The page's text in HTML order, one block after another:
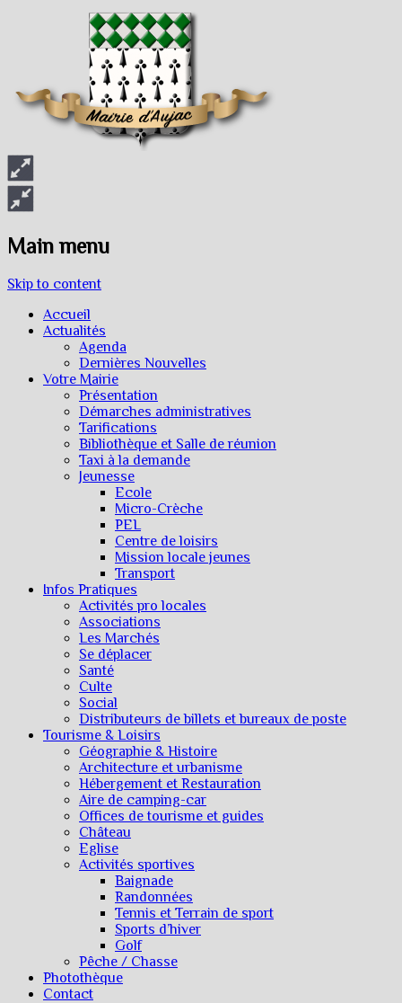
Main menu
Skip to content
Accueil
Actualités
Agenda
Dernières Nouvelles
Votre Mairie
Présentation
Démarches administratives
Tarifications
Bibliothèque et Salle de réunion
Taxi à la demande
Jeunesse
Ecole
Micro-Crèche
PEL
Centre de loisirs
Mission locale jeunes
Transport
Infos Pratiques
Activités pro locales
Associations
Les Marchés
Se déplacer
Santé
Culte
Social
Distributeurs de billets et bureaux de poste
Tourisme & Loisirs
Géographie & Histoire
Architecture et urbanisme
Hébergement et Restauration
Aire de camping-car
Offices de tourisme et guides
Château
Eglise
Activités sportives
Baignade
Randonnées
Tennis et Terrain de sport
Sports d’hiver
Golf
Pêche / Chasse
Photothèque
Contact